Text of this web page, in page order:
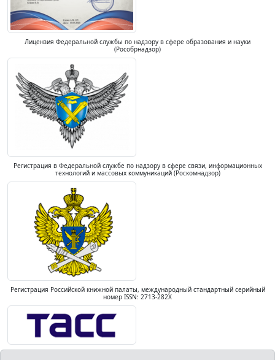
Лицензия Федеральной службы по надзору в сфере образования и науки
(Рособрнадзор)
Регистрация в Федеральной службе по надзору в сфере связи, информационных
технологий и массовых коммуникаций (Роскомнадзор)
Регистрация Российской книжной палаты, международный стандартный серийный
номер ISSN: 2713-282X